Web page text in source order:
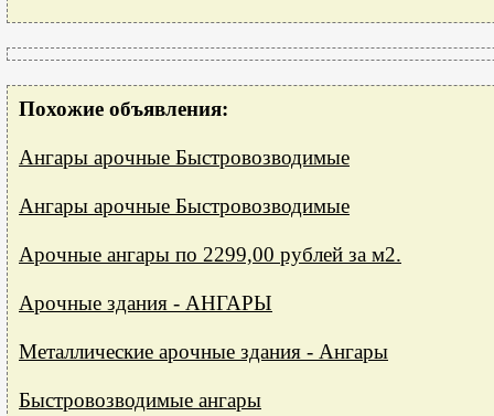
Похожие объявления:
Ангары арочные Быстровозводимые
Ангары арочные Быстровозводимые
Арочные ангары по 2299,00 рублей за м2.
Арочные здания - АНГАРЫ
Металлические арочные здания - Ангары
Быстровозводимые ангары